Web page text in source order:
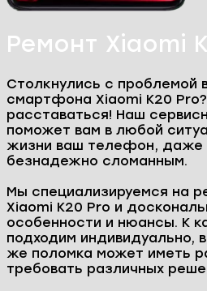
Ремонт Xiaomi
Столкнулись с проблемой
смартфона Xiaomi K20
расставаться! Наш
поможет вам в любой
жизни ваш телефон, даже
безнадежно сломанным.
Мы специализируемся на
Xiaomi K20 Pro и
особенности и нюансы. К
подходим индивидуально,
же поломка может иметь
требовать различных